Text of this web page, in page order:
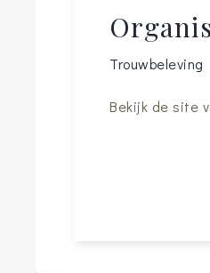
Trouwbeleving
Bekijk de site